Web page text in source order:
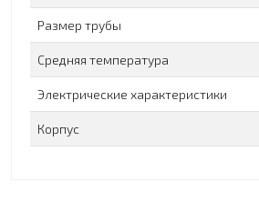
Размер трубы
Средняя температура
Электрические характеристики
Корпус